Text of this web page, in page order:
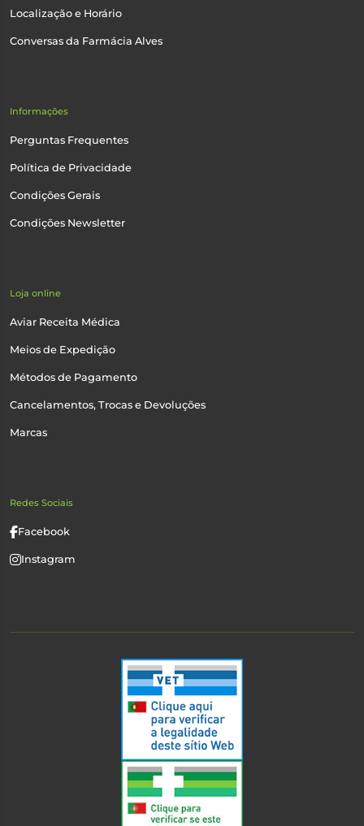
Localização e Horário
Conversas da Farmácia Alves
Informações
Perguntas Frequentes
Política de Privacidade
Condições Gerais
Condições Newsletter
Loja online
Aviar Receita Médica
Meios de Expedição
Métodos de Pagamento
Cancelamentos, Trocas e Devoluções
Marcas
Redes Sociais
Facebook
Instagram